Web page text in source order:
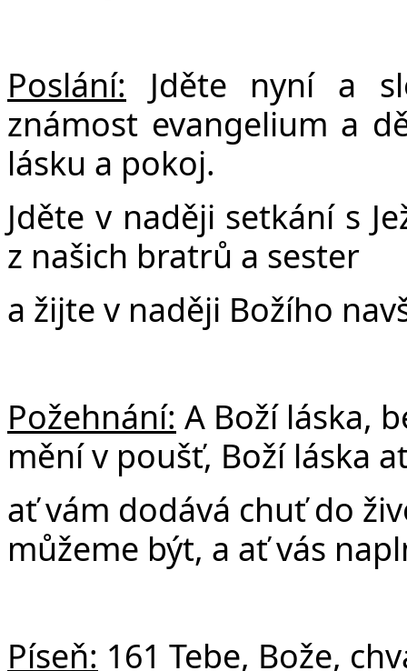
Poslání:
Jděte nyní a
známost evangelium a
lásku a pokoj.
Jděte v naději setkání s
z našich bratrů a sester
a žijte v naději Božího
Požehnání: A Boží láska,
mění v poušť, Boží láska
ať vám dodává chuť do
můžeme být, a ať vás
Píseň: 161 Tebe, Bože,